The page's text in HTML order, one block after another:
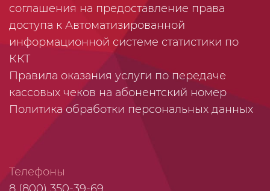
соглашения на предоставление права
доступа к Автоматизированной
информационной системе статистики по
ККТ
Правила оказания услуги по передаче
кассовых чеков на абонентский номер
Политика обработки персональных данных
Телефоны